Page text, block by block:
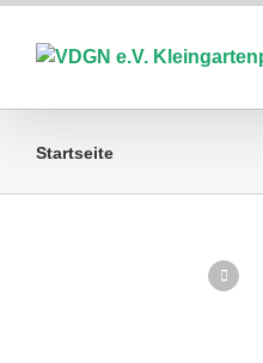
Inhalt
Startseite